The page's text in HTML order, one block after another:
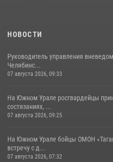
НОВОСТИ
Руководитель управления
Челябинс...
07 августа 2026, 09:33
На Южном Урале росгвардейцы
состязаниях, ...
07 августа 2026, 09:25
На Южном Урале бойцы ОМОН
встречу с д...
07 августа 2026, 07:32